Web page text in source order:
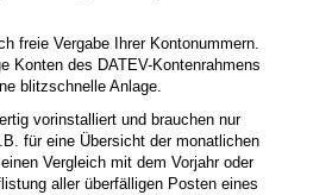
freie Vergabe Ihrer Kontonummern.
Konten des DATEV-Kontenrahmens
blitzschnelle Anlage.
vorinstalliert und brauchen nur
für eine Übersicht der monatlichen
Vergleich mit dem Vorjahr oder
aller überfälligen Posten eines